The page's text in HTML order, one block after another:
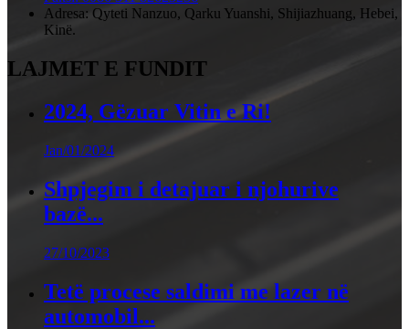
Adresa: Qyteti Nanzuo, Qarku Yuanshi, Shijiazhuang, Hebei,
Kinë.
LAJMET E FUNDIT
2024, Gëzuar Vitin e Ri!
Jan/01/2024
Shpjegim i detajuar i njohurive
bazë...
27/10/2023
Tetë procese saldimi me lazer në
automobil...